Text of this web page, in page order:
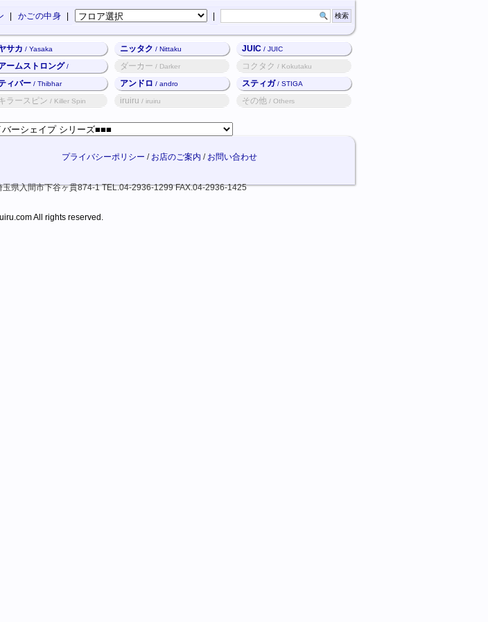
かごの中身
サカ/ Yasaka ニッタク/ Nittaku JUIC/ JUIC
ームストロング/
ダーカー/ Darker コクタク/ Kokutaku
ィバー/ Thibhar アンドロ/ andro スティガ/ STIGA
ラースピン/ Killer Spin iruiru/ iruiru その他/ Others
プライバシーポリシー/お店のご案内/お問い合わせ
県入間市下谷ヶ貫874-1TEL.04-2936-1299 FAX.04-2936-1425
All rights reserved.